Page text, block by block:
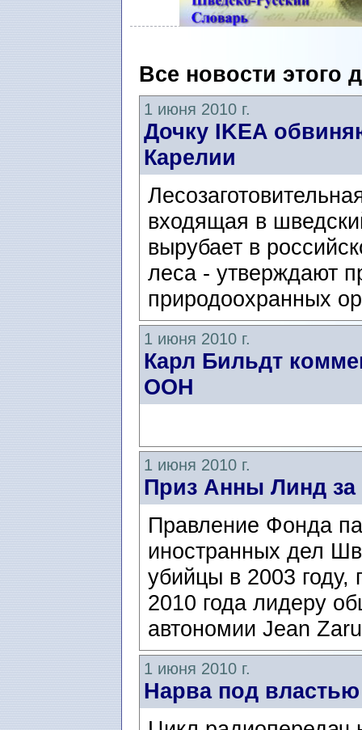
Все новости этого
1 июня 2010 г.
Дочку IKEA
Карелии
входящая в
вырубает в
леса - утверждают
природоохранных
1 июня 2010 г.
Карл Бильдт
ООН
1 июня 2010 г.
Приз Анны Линд за
Правление Фонда
иностранных дел
убийцы в 2003
2010 года лидеру
автономии Jean
1 июня 2010 г.
Нарва под